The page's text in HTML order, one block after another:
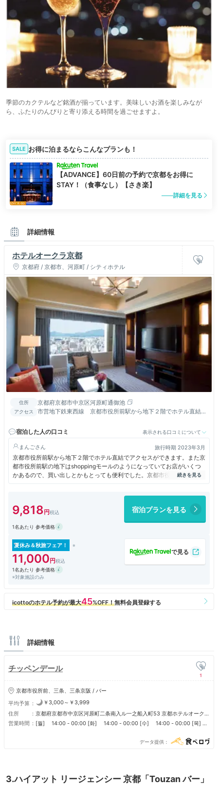
季節のカクテルなど銘酒が揃っています。美味しいお酒を楽しみなが
ら、ふたりのんびりと寄り添える時間を過ごせますよ。
SALE お得に泊まるならこんなプランも！
【ADVANCE】60日前の予約で京都をお得に
STAY！（食事なし）【さき楽】
詳細を見る
詳細情報
ホテルオークラ京都
京都府 / 京都市、河原町 / シティホテル
住所 京都府京都市中京区河原町通御池
アクセス
市営地下鉄東西線 京都市役所前駅から地下２階でホテル直結
宿泊した人の口コミ
表示される口コミについて
まんご 旅行時期 2023年3月
京都市役所前駅から地下２階でホテル直結でアクセスができます。また京
都市役所前駅の地下はshoppingモールのようになっていてお店がいくつ
かあるので、買い出しとかもとっても便利でした。京都市役所前駅という
ようにお役所があるエリアなので治安というか雰囲気もよくて、観光地で
9,818 宿泊プランを見る
1名あたり 参考価格
夏休み＆秋旅フェア！
11,000
1名あたり 参考価格
※対象施設のみ
詳細情報
チッペンデール
1
京都市役所前、三条、三条京阪 / バー
平均予算
￥3,000～￥3,999
住所
京都府京都市中京区河原町二条南入ル一之船入町53 京都ホテルオーク
ラ ２Ｆ
営業時間
[월] 14:00 - 00:00 [화] 14:00 - 00:00 [수] 14:00 - 00:00 [목]
データ提供
3.ハイアット リージェンシー 京都「Touzan バー」